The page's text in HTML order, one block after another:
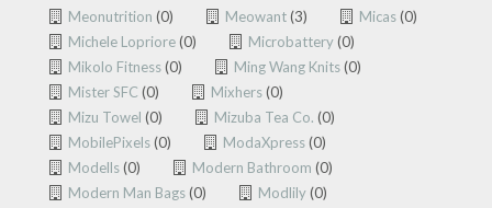
Meonutrition (0) Meowant(3) Micas(0)
Michele Lopriore(0) Microbattery(0)
Mikolo Fitness(0) Ming Wang Knits(0)
Mister SFC(0) Mixhers(0)
Mizu Towel (0) Mizuba Tea Co. (0)
MobilePixels(0) ModaXpress(0)
Modells(0) Modern Bathroom (0)
Modern Man Bags(0) Modlily(0)